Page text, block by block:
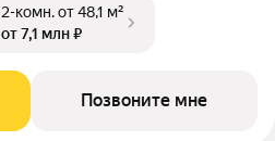
2-комн.от 48,1 м²
от 7,1 млн ₽
Позвоните мне